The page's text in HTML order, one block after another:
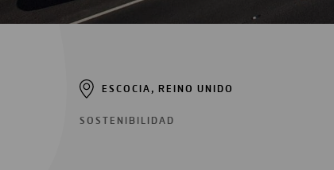
ESCOCIA, REINO UNIDO
SOSTENIBILIDAD